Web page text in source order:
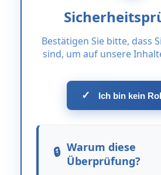
Bestätigen Sie bitte, dass
sind, um auf unsere
✓ Ich bin kein
Warum diese
Überprüfung?